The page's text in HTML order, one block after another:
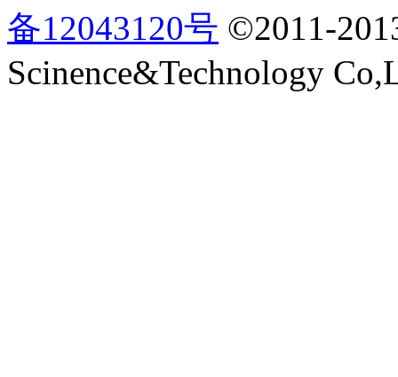
备12043120号 ©2011-
Scinence&Technology